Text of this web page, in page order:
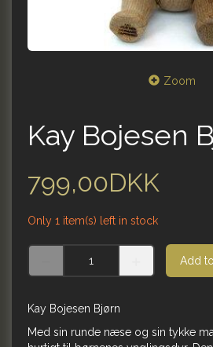
Zoom
Kay Bojesen
799,00DKK
Only 1 item(s) left in stock
Add
Kay Bojesen Bjørn
Med sin runde næse og sin tykke